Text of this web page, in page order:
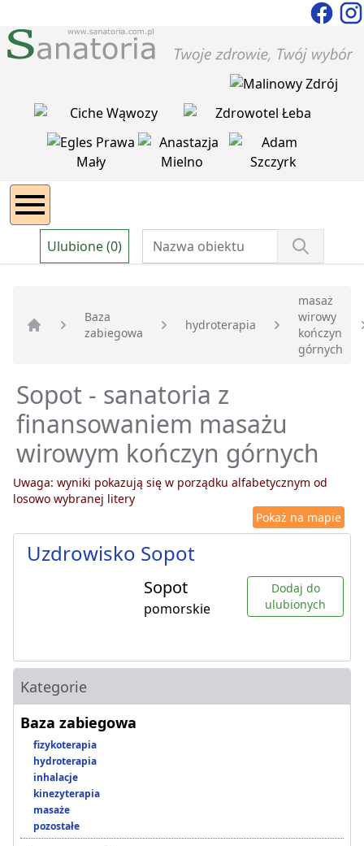
Ulubione (0)
Strona główna
Baza
zabiegowa
hydroterapia
masaż
wirowy
kończyn
górnych
Sopot - sanatoria z
finansowaniem masażu
wirowym kończyn górnych
Uwaga: wyniki pokazują się w porządku alfabetycznym od
losowo wybranej litery
Pokaż na mapie
Uzdrowisko Sopot
Sopot
pomorskie
Dodaj do
ulubionych
Kategorie
Baza zabiegowa
fizykoterapia
hydroterapia
inhalacje
kinezyterapia
masaże
pozostałe